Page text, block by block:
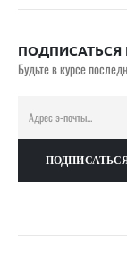
ПОДПИСАТЬСЯ
Будьте в курсе